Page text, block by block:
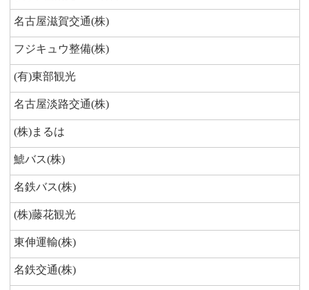
名古屋滋賀交通(株)
フジキュウ整備(株)
(有)東部観光
名古屋淡路交通(株)
(株)まるは
鯱バス(株)
名鉄バス(株)
(株)藤花観光
東伸運輸(株)
名鉄交通(株)